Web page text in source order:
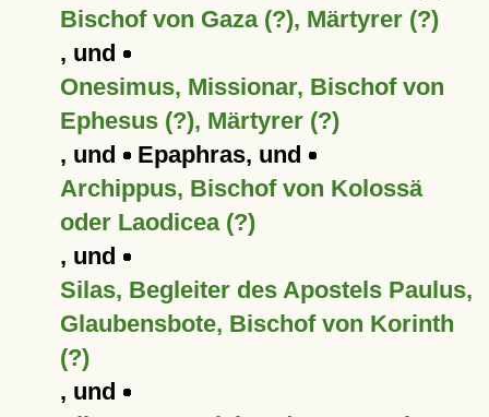
Bischof von Gaza (?), Märtyrer (?)
, und
Onesimus, Missionar, Bischof von
Ephesus (?), Märtyrer (?)
, und Epaphras, und
Archippus, Bischof von Kolossä
oder Laodicea (?)
, und
Silas, Begleiter des Apostels Paulus,
Glaubensbote, Bischof von Korinth
(?)
, und